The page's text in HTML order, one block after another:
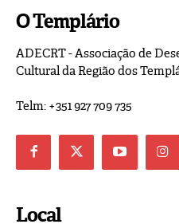
O Templário
ADECRT - Associação de
Cultural da Região dos
Telm: +351 927 709 735
Local